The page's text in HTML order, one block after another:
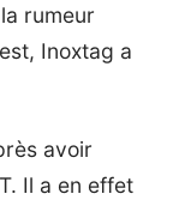
rumeur
Inoxtag a
avoir
Il a en effet